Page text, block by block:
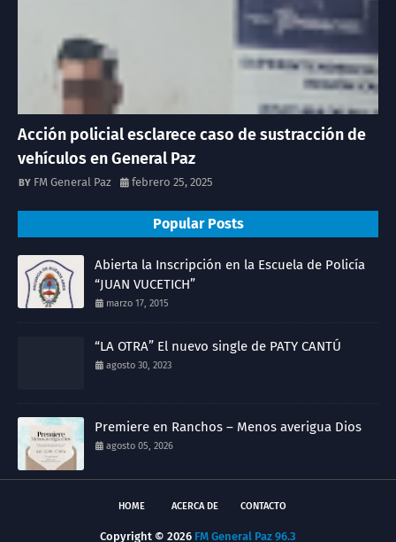
Acción policial esclarece caso de sustracción de
vehículos en General Paz
FM General Paz febrero 25, 2025
Popular Posts
Abierta la Inscripción en la Escuela de Policía
“JUAN VUCETICH”
marzo 17, 2015
“LA OTRA” El nuevo single de PATY CANTÚ
agosto 30, 2023
Premiere en Ranchos – Menos averigua Dios
agosto 05, 2026
HOME ACERCA DE CONTACTO
Copyright © 2026 FM General Paz 96.3